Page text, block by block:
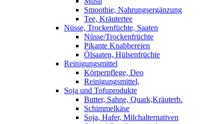
Smoothie, Nahrungsergänzung
Tee, Kräutertee
Nüsse, Trockenfüchte, Saaten
Nüsse/Trockenfrüchte
Pikante Knabbereien
Ölsaaten, Hülsenfrüchte
Reinigungsmittel
Körperpflege, Deo
Reinigungsmittel,
Soja und Tofuprodukte
Butter, Sahne, Quark,Kräuterb.
Schimmelkäse
Soja, Hafer, Milchalternativen